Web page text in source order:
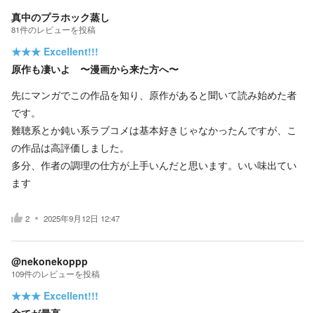
真中のプラホック蒸し
81件のレビューを投稿
★★★ Excellent!!!
原作も凄いよ 〜漫画から来た方へ〜
先にマンガでこの作品を知り、原作があると聞いて読み始めた者
です。
難聴系とか鈍い系ラブコメは基本好きじゃなかったんですが、こ
の作品は高評価しました。
多分、作者の調理の仕方が上手いんだと思います。いい味出てい
ます
2 2025年9月12日 12:47
@nekonekoppp
109件のレビューを投稿
★★★ Excellent!!!